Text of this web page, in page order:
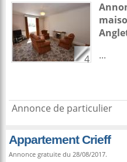
4
...
Annonce de particulier
Appartement Crieff
Annonce gratuite du 28/08/2017.